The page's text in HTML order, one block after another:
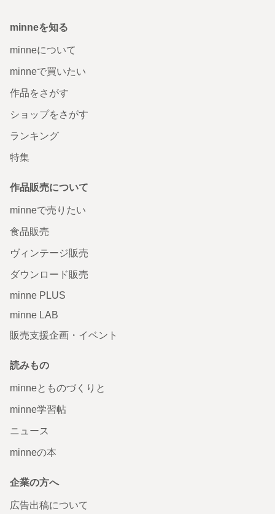
minneを知る
minneについて
minneで買いたい
作品をさがす
ショップをさがす
ランキング
特集
作品販売について
minneで売りたい
食品販売
ヴィンテージ販売
ダウンロード販売
minne PLUS
minne LAB
販売支援企画・イベント
読みもの
minneとものづくりと
minne学習帖
ニュース
minneの本
企業の方へ
広告出稿について